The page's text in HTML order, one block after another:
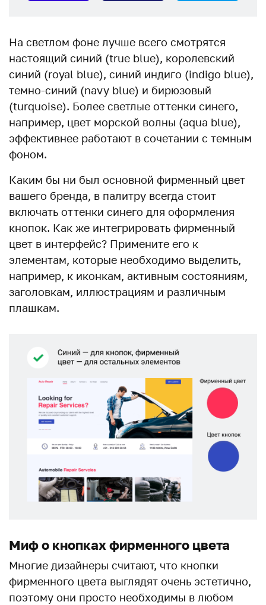
На светлом фоне лучше всего смотрятся
настоящий синий (true blue), королевский
синий (royal blue), синий индиго (indigo blue),
темно-синий (navy blue) и бирюзовый
(turquoise). Более светлые оттенки синего,
например, цвет морской волны (aqua blue),
эффективнее работают в сочетании с темным
фоном.
Каким бы ни был основной фирменный цвет
вашего бренда, в палитру всегда стоит
включать оттенки синего для оформления
кнопок. Как же интегрировать фирменный
цвет в интерфейс? Примените его к
элементам, которые необходимо выделить,
например, к иконкам, активным состояниям,
заголовкам, иллюстрациям и различным
плашкам.
Миф о кнопках фирменного цвета
Многие дизайнеры считают, что кнопки
фирменного цвета выглядят очень эстетично,
поэтому они просто необходимы в любом